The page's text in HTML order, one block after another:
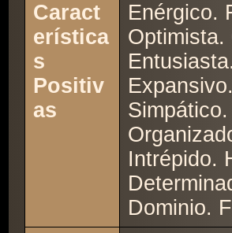
Caract
erística
s
Positiv
as
Enérgico.
Optimista.
Entusiasta.
Simpático.
Intrépido.
Dominio.